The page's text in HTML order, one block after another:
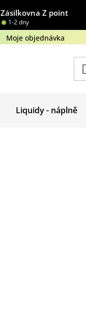
Zásilkovna Z point
1-2 dny
Moje objednávka
Liquidy - náplně